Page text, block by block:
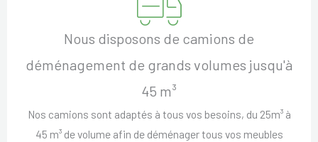
Nous disposons de camions de
déménagement de grands volumes jusqu'à
45 m³
Nos camions sont adaptés à tous vos besoins, du 25m³ à
45 m³ de volume afin de déménager tous vos meubles